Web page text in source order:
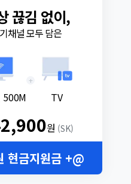
끊김 없이,
채널 모두 담은
500M
+
TV
원 (SK)
현금지원금 +@